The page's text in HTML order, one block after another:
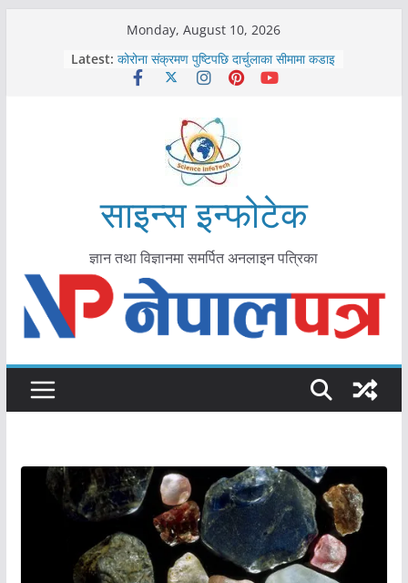
Monday, August 10, 2026
Latest:
काभ्रेपलाञ्चोकमा आयुर्वेद स्वास्थ्योपचारतर्फ
आकर्षण बढ्दै
कोरोना संक्रमण पुष्टिपछि दार्चुलाका सीमामा कडाइ
मकवानपुरमा खोरेत रोग विरुद्धको खोप लगाउन
आयुर्वेद चिकित्सा प्रणालीको भूमिका महत्वपूर्ण छ :
मुख्यमन्त्री शाह
साइन्स इन्फोटेक
ज्ञान तथा विज्ञानमा समर्पित अनलाइन पत्रिका